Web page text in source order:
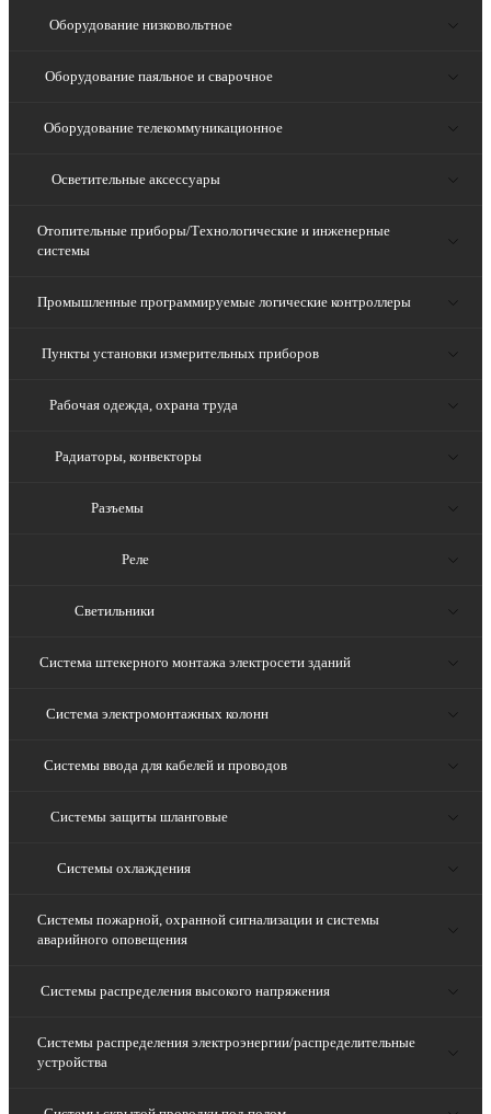
Оборудование низковольтное
Оборудование паяльное и сварочное
Оборудование телекоммуникационное
Осветительные аксессуары
Отопительные приборы/Технологические и инженерные
системы
Промышленные программируемые логические контроллеры
Пункты установки измерительных приборов
Рабочая одежда, охрана труда
Радиаторы, конвекторы
Разъемы
Реле
Светильники
Система штекерного монтажа электросети зданий
Система электромонтажных колонн
Системы ввода для кабелей и проводов
Системы защиты шланговые
Системы охлаждения
Системы пожарной, охранной сигнализации и системы
аварийного оповещения
Системы распределения высокого напряжения
Системы распределения электроэнергии/распределительные
устройства